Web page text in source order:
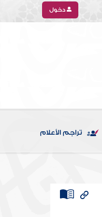
دخول
تراجم الأعلام